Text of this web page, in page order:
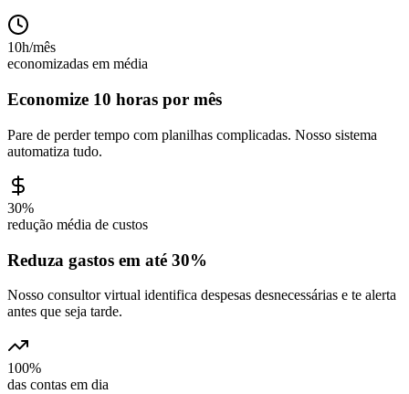
10h/mês
economizadas em média
Economize 10 horas por mês
Pare de perder tempo com planilhas complicadas. Nosso sistema
automatiza tudo.
30%
redução média de custos
Reduza gastos em até 30%
Nosso consultor virtual identifica despesas desnecessárias e te alerta
antes que seja tarde.
100%
das contas em dia